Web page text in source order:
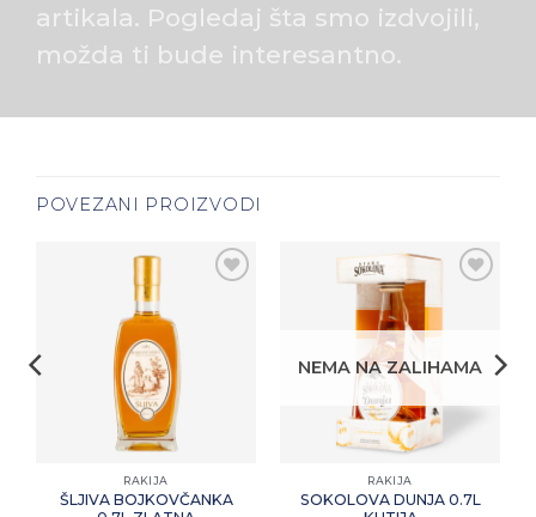
artikala. Pogledaj šta smo izdvojili,
možda ti bude interesantno.
POVEZANI PROIZVODI
RAKIJA
ŠLJIVA BOJKOVČANKA
NEMA NA ZALIHAMA
RAKIJA
SOKOLOVA DUNJA 0.7L